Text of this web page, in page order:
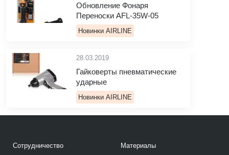
Обновление Фонаря
Переноски AFL-35W-05
Новинки AIRLINE
28.03.2019
Гайковерты пневматические
ударные
Новинки AIRLINE
Сотрудничество Материалы